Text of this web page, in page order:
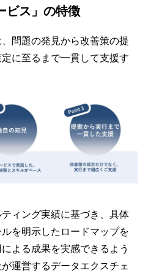
ビス」の特徴
問題の発見から改善策の提
に至るまで一貫して支援す
ィング実績に基づき、具体
を明示したロードマップを
よる成果を実感できるよう
運営するデータエクスチェ